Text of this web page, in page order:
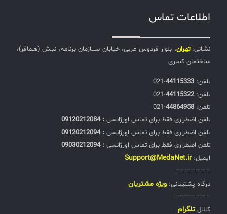
اطلاعات تماس
نشانی:تهران، بلوار فردوس غربی، خیابان ســـازمان برنامه، نبـش (هـمافر)،
ساختمان کسری
تلفن:‌ 44115333
-021
تلفن:‌44115322
-021
تلفن:‌ 44864958
-021
تلفن اضطراری فقط برای تماس اورژانسی : 09120212084
تلفن اضطراری فقط برای تماس اورژانسی : 09120212094
تلفن اضطراری فقط برای تماس اورژانسی : 09030212094
ایمیل: Support@MedaNet.ir
——————–
درگاه پشتیبانی: ويژه مشتریان
——————–
کانال تلگرام